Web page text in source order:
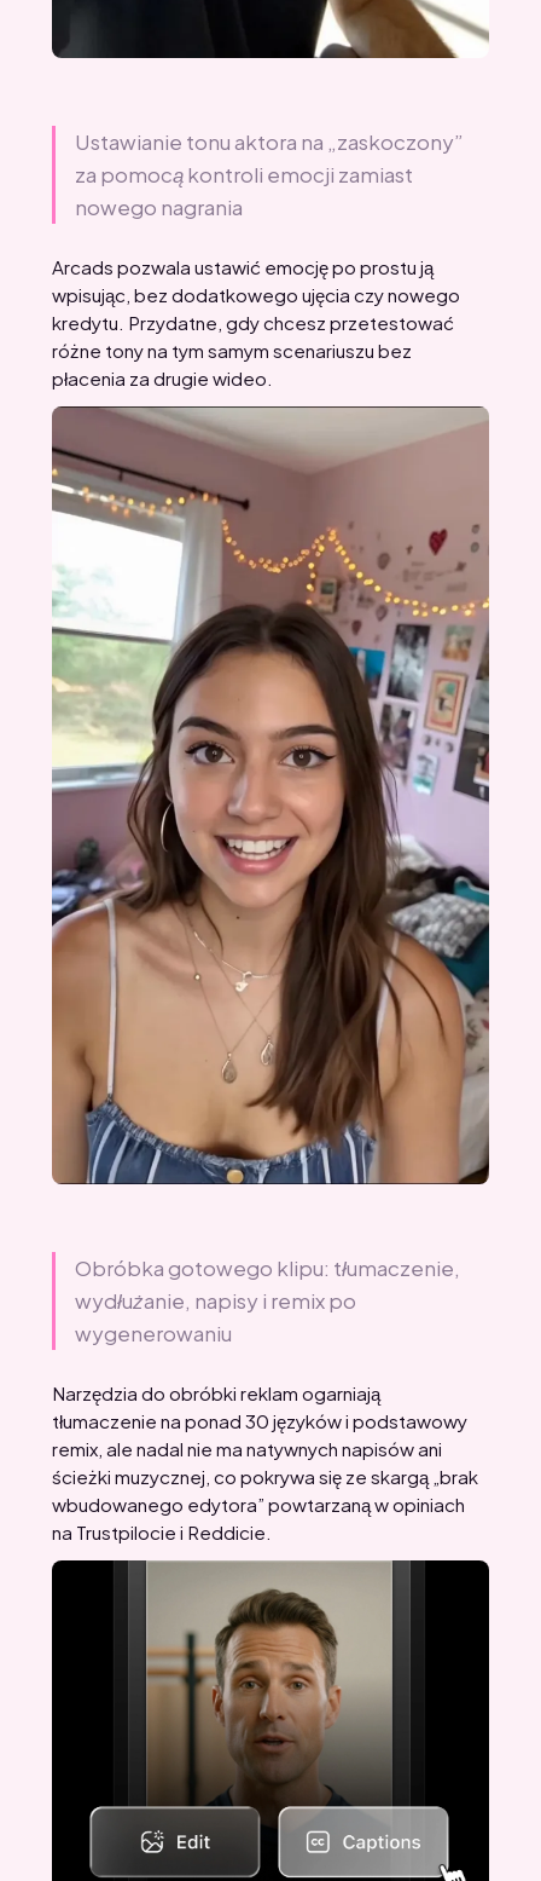
Ustawianie tonu aktora na „zaskoczony”
za pomocą kontroli emocji zamiast
nowego nagrania
Arcads pozwala ustawić emocję po prostu ją
wpisując, bez dodatkowego ujęcia czy nowego
kredytu. Przydatne, gdy chcesz przetestować
różne tony na tym samym scenariuszu bez
płacenia za drugie wideo.
Obróbka gotowego klipu: tłumaczenie,
wydłużanie, napisy i remix po
wygenerowaniu
Narzędzia do obróbki reklam ogarniają
tłumaczenie na ponad 30 języków i podstawowy
remix, ale nadal nie ma natywnych napisów ani
ścieżki muzycznej, co pokrywa się ze skargą „brak
wbudowanego edytora” powtarzaną w opiniach
na Trustpilocie i Reddicie.